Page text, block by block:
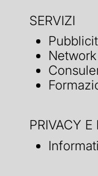
SERVIZI
PRIVACY